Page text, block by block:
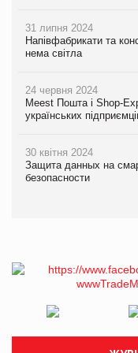
31 липня 2024
Напівфабрикати та
нема світла
24 червня 2024
Meest Пошта і Shop-
українських
30 квітня 2024
Защита данных на
безопасности